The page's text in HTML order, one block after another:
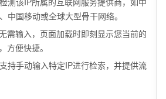
中国移动或全球大型骨干网络。
需输入，页面加载时即刻显示您当前的
方便快捷。
支持手动输入特定IP进行检索，并提供流